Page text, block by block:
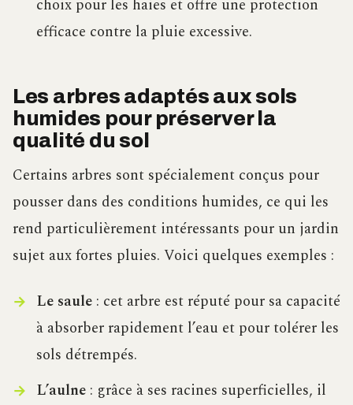
choix pour les haies et offre une protection
efficace contre la pluie excessive.
Les arbres adaptés aux sols
humides pour préserver la
qualité du sol
Certains arbres sont spécialement conçus pour
pousser dans des conditions humides, ce qui les
rend particulièrement intéressants pour un jardin
sujet aux fortes pluies. Voici quelques exemples :
Le saule: cet arbre est réputé pour sa capacité
à absorber rapidement l’eau et pour tolérer les
sols détrempés.
L’aulne: grâce à ses racines superficielles, il